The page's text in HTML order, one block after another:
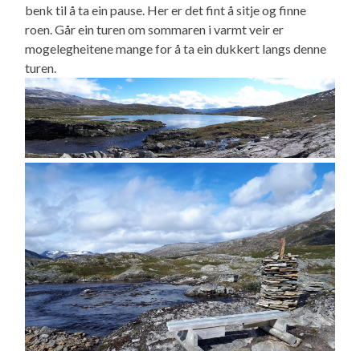
benk til å ta ein pause. Her er det fint å sitje og finne
roen. Går ein turen om sommaren i varmt veir er
mogelegheitene mange for å ta ein dukkert langs denne
turen.